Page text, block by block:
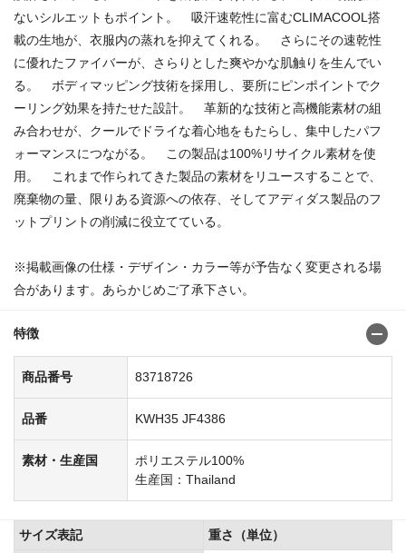
ないシルエットもポイント。 吸汗速乾性に富むCLIMACOOL搭
載の生地が、衣服内の蒸れを抑えてくれる。 さらにその速乾性
に優れたファイバーが、さらりとした爽やかな肌触りを生んでい
る。 ボディマッピング技術を採用し、要所にピンポイントでク
ーリング効果を持たせた設計。 革新的な技術と高機能素材の組
み合わせが、クールでドライな着心地をもたらし、集中したパフ
ォーマンスにつながる。 この製品は100%リサイクル素材を使
用。 これまで作られてきた製品の素材をリユースすることで、
廃棄物の量、限りある資源への依存、そしてアディダス製品のフ
ットプリントの削減に役立てている。
※掲載画像の仕様・デザイン・カラー等が予告なく変更される場
合があります。あらかじめご了承下さい。
特徴
商品番号 83718726
品番 KWH35 JF4386
素材・生産国
ポリエステル100%
生産国：Thailand
サイズ表記 重さ（単位）